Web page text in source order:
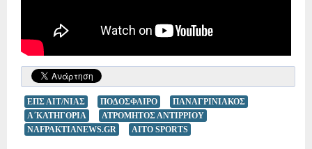
ΕΠΣ ΑΙΤ/ΝΙΑΣ ΠΟΔΟΣΦΑΙΡΟ
ΠΑΝΑΓΡΙΝΙΑΚΟΣ
Α΄ΚΑΤΗΓΟΡΙΑ
ΑΤΡΟΜΗΤΟΣ ΑΝΤΙΡΡΙΟΥ
NAFPAKTIANEWS.GR
AITO SPORTS